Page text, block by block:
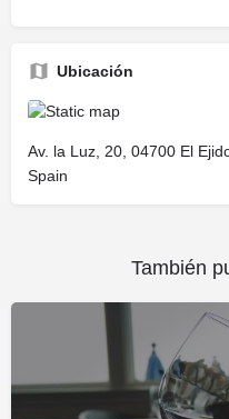
Ubicación
Av. la Luz, 20, 04700 El
Spain
También